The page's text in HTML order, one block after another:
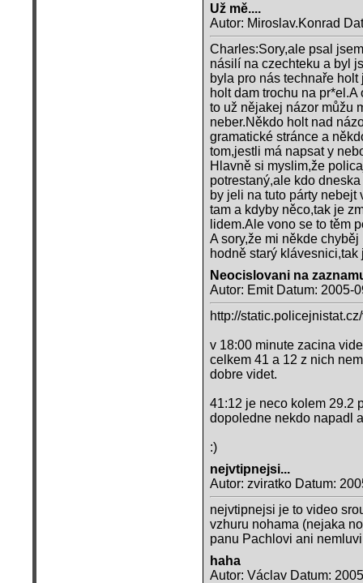
Už mě....
Autor: Miroslav.Konrad
Charles:Sory,ale psal
násilí na czechteku a byl
byla pro nás technaře
holt dam trochu na
to už nějakej názor můžu
neber.Někdo holt nad
gramatické stránce a
tom,jestli má napsat y
Hlavně si myslim,že
potrestaný,ale kdo
by jeli na tuto párty
tam a kdyby něco,tak je
lidem.Ale vono se to těm
A sory,že mi někde
hodně starý
Neocislovani na
Autor: Emit Datum: 2005-
http://
v 18:00 minute zacina
celkem 41 a 12 z nich
dobre videt.
41:12 je neco kolem 29.2
dopoledne nekdo napadl
:)
nejvtipnejsi...
Autor: zviratko Datum:
nejvtipnejsi je to video
vzhuru nohama (nejaka
panu Pachlovi ani
haha
Autor: Václav Datum: